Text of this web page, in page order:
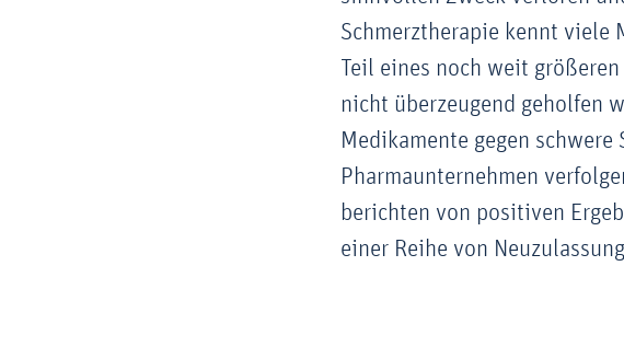
Schmerztherapie kennt viele
Teil eines noch weit
nicht überzeugend geholfen
Medikamente gegen
Pharmaunternehmen
berichten von positiven
einer Reihe von